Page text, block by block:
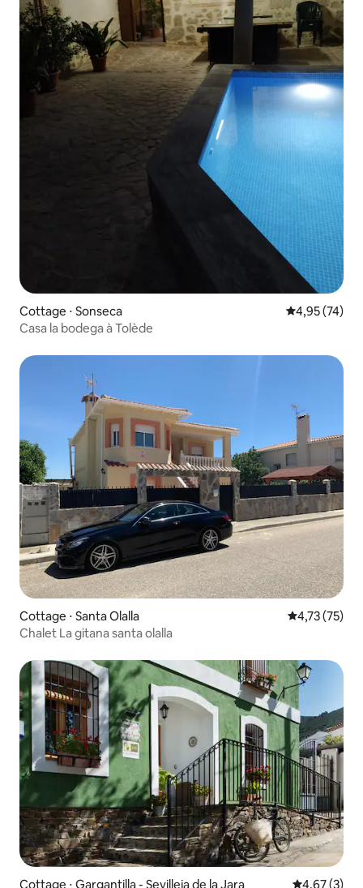
Cottage ⋅ Sonseca Évaluation
4,95 (74)
Casa la bodega à Tolède
Cottage ⋅ Santa Olalla Évaluation
4,73 (75)
Chalet La gitana santa olalla
Cottage ⋅ Gargantilla - Sevilleja de la Jara Évaluation
4,67 (3)